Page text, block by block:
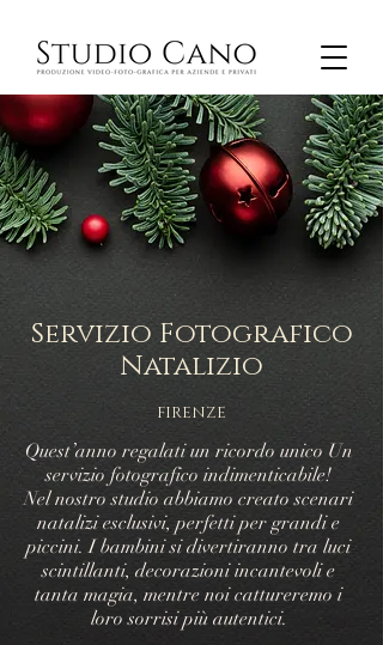
Servizio Fotografico
Natalizio
FIRENZE
Quest’anno regalati un ricordo unico Un
servizio fotografico indimenticabile!
Nel nostro studio abbiamo creato scenari
natalizi esclusivi, perfetti per grandi e
piccini. I bambini si divertiranno tra luci
scintillanti, decorazioni incantevoli e
tanta magia, mentre noi cattureremo i
loro sorrisi più autentici.